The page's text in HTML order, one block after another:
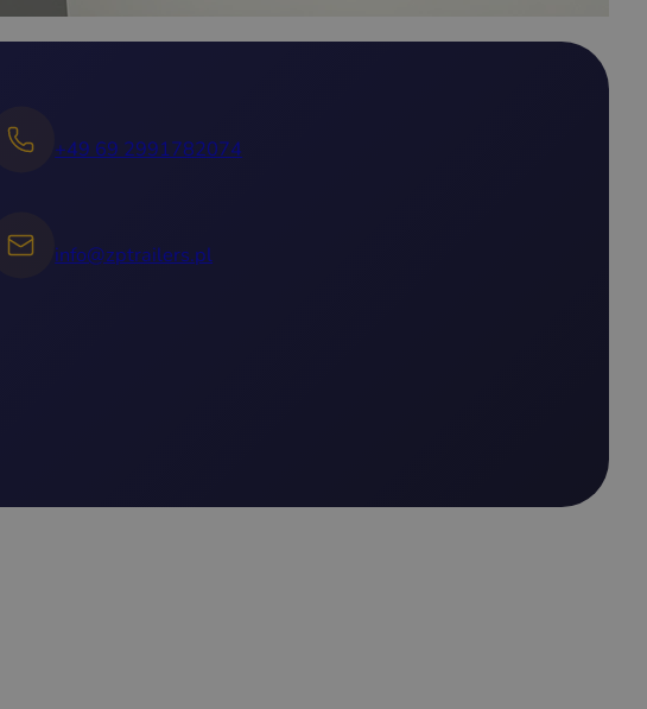
+49 69 2991782074
info@zptrailers.pl